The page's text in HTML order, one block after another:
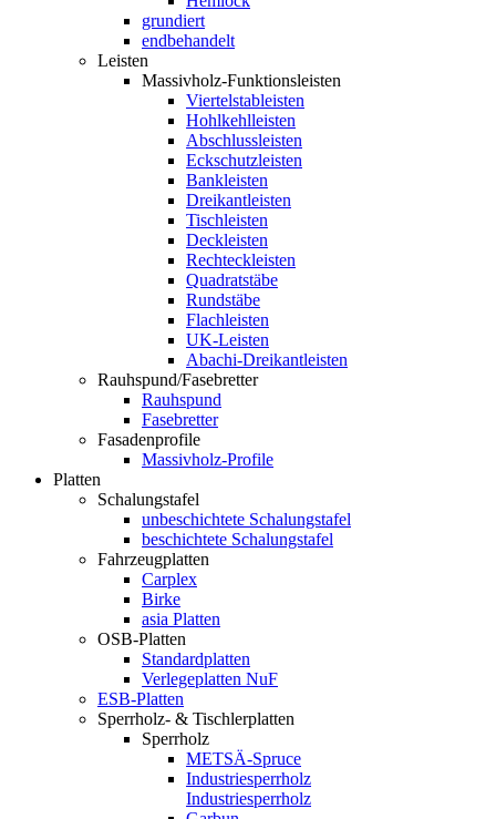
grundiert
endbehandelt
Leisten
Massivholz-Funktionsleisten
Viertelstableisten
Hohlkehlleisten
Abschlussleisten
Eckschutzleisten
Bankleisten
Dreikantleisten
Tischleisten
Deckleisten
Rechteckleisten
Quadratstäbe
Rundstäbe
Flachleisten
UK-Leisten
Abachi-Dreikantleisten
Rauhspund/Fasebretter
Rauhspund
Fasebretter
Fasadenprofile
Massivholz-Profile
Platten
Schalungstafel
unbeschichtete Schalungstafel
beschichtete Schalungstafel
Fahrzeugplatten
Carplex
Birke
asia Platten
OSB-Platten
Standardplatten
Verlegeplatten NuF
ESB-Platten
Sperrholz- & Tischlerplatten
Sperrholz
METSÄ-Spruce
Industriesperrholz
Industriesperrholz